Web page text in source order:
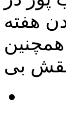
هفته
همچنین